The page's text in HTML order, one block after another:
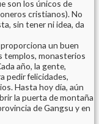
son los únicos de
cristianos). No
sin tener ni idea, da
un buen
templos, monasterios
año, la gente,
pedir felicidades,
Hasta hoy día, aún
la puerta de montaña
de Gangsu y en